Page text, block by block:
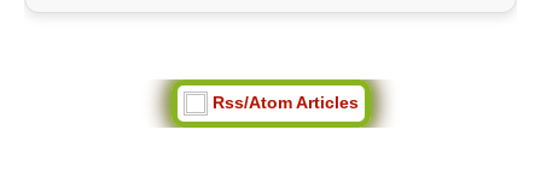
Rss/Atom Articles